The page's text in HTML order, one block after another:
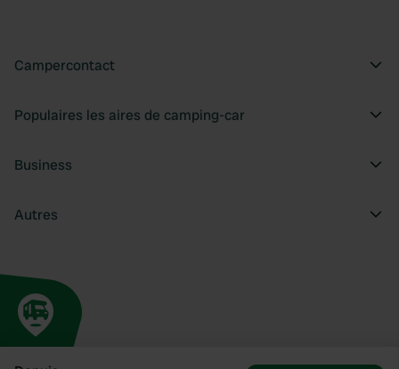
Campercontact
Populaires les aires de camping-car
Business
Autres